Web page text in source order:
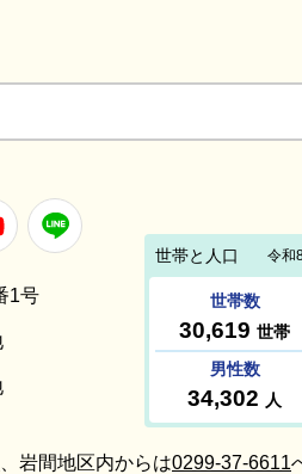
Youtube
1号
、岩間地区内からは0299-37-6611